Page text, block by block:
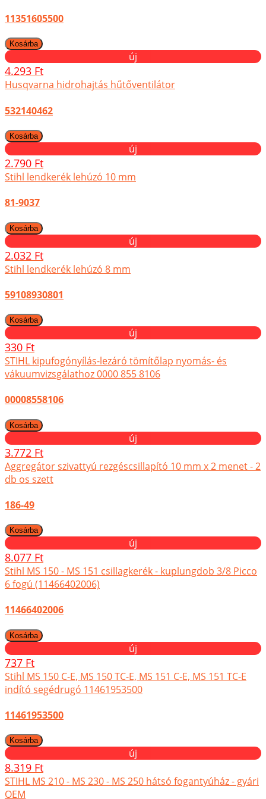
11351605500
új
4.293 Ft
Husqvarna hidrohajtás hűtőventilátor
532140462
új
2.790 Ft
Stihl lendkerék lehúzó 10 mm
81-9037
új
2.032 Ft
Stihl lendkerék lehúzó 8 mm
59108930801
új
330 Ft
STIHL kipufogónyílás-lezáró tömítőlap nyomás- és
vákuumvizsgálathoz 0000 855 8106
00008558106
új
3.772 Ft
Aggregátor szivattyú rezgéscsillapító 10 mm x 2 menet - 2
db os szett
186-49
új
8.077 Ft
Stihl MS 150 - MS 151 csillagkerék - kuplungdob 3/8 Picco
6 fogú (11466402006)
11466402006
új
737 Ft
Stihl MS 150 C-E, MS 150 TC-E, MS 151 C-E, MS 151 TC-E
indító segédrugó 11461953500
11461953500
új
8.319 Ft
STIHL MS 210 - MS 230 - MS 250 hátsó fogantyúház - gyári
OEM